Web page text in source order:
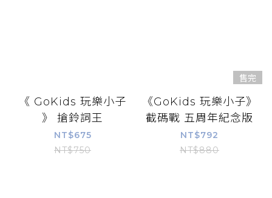
《 GoKids 玩樂小子
》 搶鈴詞王
NT$675
NT$750
售完
《GoKids 玩樂小子》
截碼戰 五周年紀念版
NT$792
NT$880